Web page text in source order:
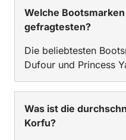
Welche
gefragtesten?
Die beliebtesten
Dufour und Princess
Was ist die
Korfu?